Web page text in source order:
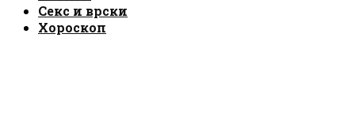
Секс и врски
Хороскоп